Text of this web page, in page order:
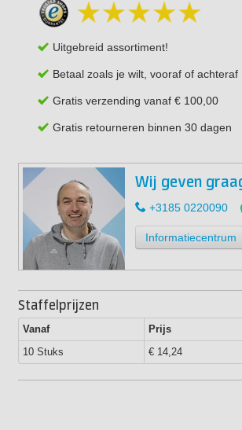
Uitgebreid assortiment!
Betaal zoals je wilt, vooraf of achteraf
Gratis verzending vanaf € 100,00
Gratis retourneren binnen 30 dagen
Wij geven
+3185 0220090
Informatiecentrum
Staffelprijzen
Vanaf Prijs
10 Stuks
€ 14,24